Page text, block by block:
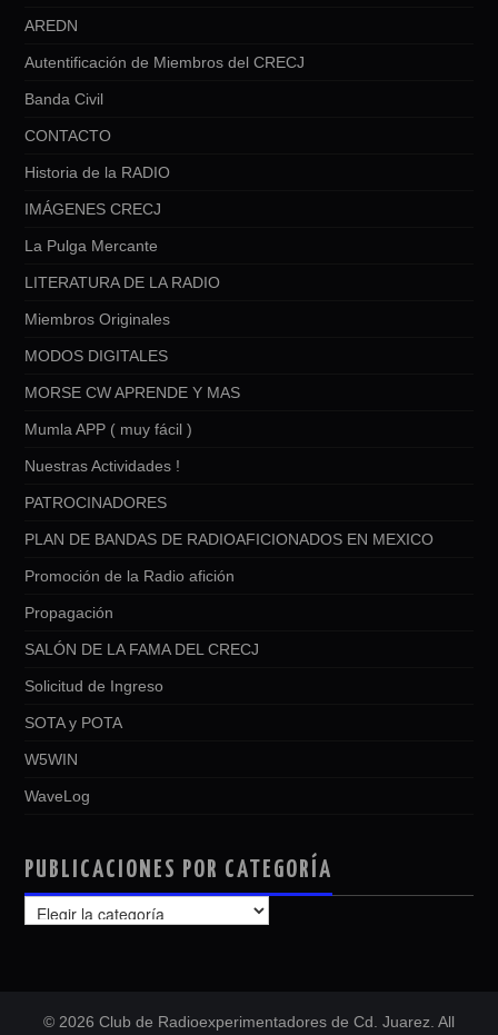
AREDN
Autentificación de Miembros del CRECJ
Banda Civil
CONTACTO
Historia de la RADIO
IMÁGENES CRECJ
La Pulga Mercante
LITERATURA DE LA RADIO
Miembros Originales
MODOS DIGITALES
MORSE CW APRENDE Y MAS
Mumla APP ( muy fácil )
Nuestras Actividades !
PATROCINADORES
PLAN DE BANDAS DE RADIOAFICIONADOS EN MEXICO
Promoción de la Radio afición
Propagación
SALÓN DE LA FAMA DEL CRECJ
Solicitud de Ingreso
SOTA y POTA
W5WIN
WaveLog
PUBLICACIONES POR CATEGORÍA
PUBLICACIONES
POR
© 2026 Club de Radioexperimentadores de Cd. Juarez. All